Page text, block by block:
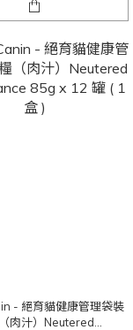
- 絕育貓健康管理袋裝
肉汁）Neutered